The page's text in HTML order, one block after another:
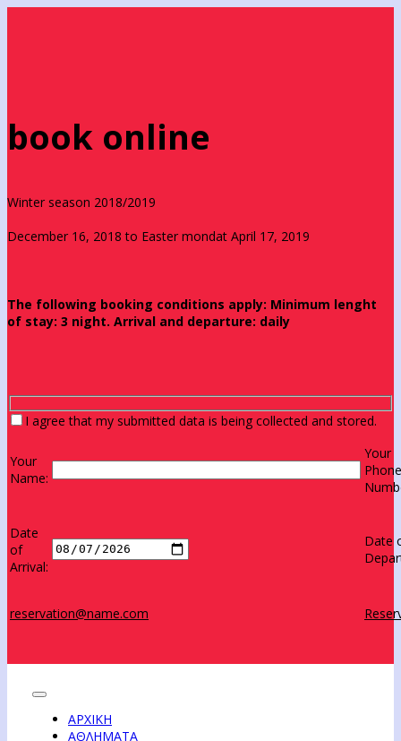
book online
Winter season 2018/2019
December 16, 2018 to Easter mondat April 17, 2019
The following booking conditions apply: Minimum lenght
of stay: 3 night. Arrival and departure: daily
I agree that my submitted data is being collected and stored.
Your
Name:
Your
Phone
Date
of
Arrival:
Date
reservation@name.com
ΑΡΧΙΚΗ
ΑΘΛΗΜΑΤΑ